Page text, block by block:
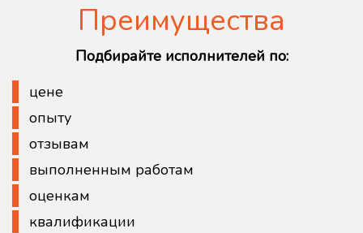
Преимущества
Подбирайте исполнителей по:
цене
опыту
отзывам
выполненным работам
оценкам
квалификации